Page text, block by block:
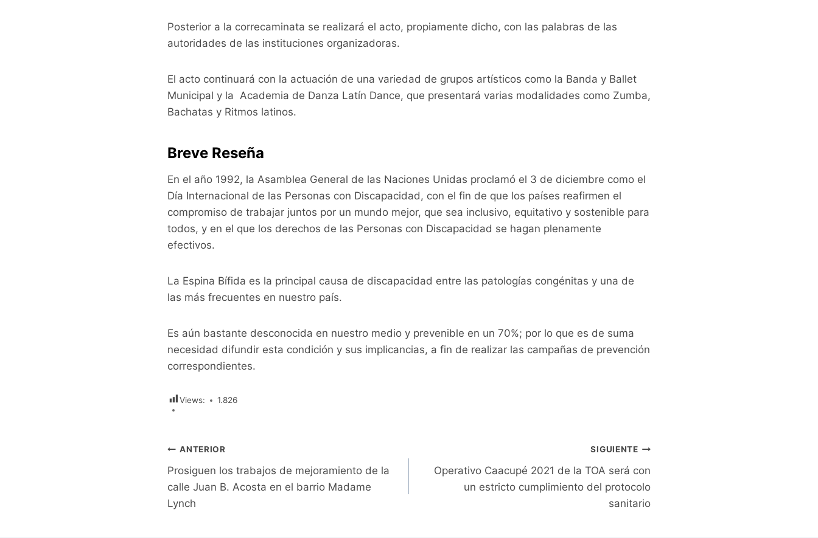
Posterior a la correcaminata se realizará el acto, propiamente dicho, con las palabras de las
autoridades de las instituciones organizadoras.
El acto continuará con la actuación de una variedad de grupos artísticos como la Banda y Ballet
Municipal y la Academia de Danza Latín Dance, que presentará varias modalidades como Zumba,
Bachatas y Ritmos latinos.
Breve Reseña
En el año 1992, la Asamblea General de las Naciones Unidas proclamó el 3 de diciembre como el
Día Internacional de las Personas con Discapacidad, con el fin de que los países reafirmen el
compromiso de trabajar juntos por un mundo mejor, que sea inclusivo, equitativo y sostenible para
todos, y en el que los derechos de las Personas con Discapacidad se hagan plenamente
efectivos.
La Espina Bífida es la principal causa de discapacidad entre las patologías congénitas y una de
las más frecuentes en nuestro país.
Es aún bastante desconocida en nuestro medio y prevenible en un 70%; por lo que es de suma
necesidad difundir esta condición y sus implicancias, a fin de realizar las campañas de prevención
correspondientes.
Views: 1.826
Navegación
de
entradas
ANTERIOR
Prosiguen los trabajos de mejoramiento de la
calle Juan B. Acosta en el barrio Madame
Lynch
SIGUIENTE
Operativo Caacupé 2021 de la TOA será con
un estricto cumplimiento del protocolo
sanitario